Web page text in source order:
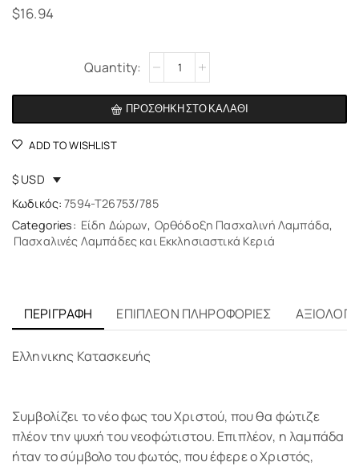
$16.94
ΠΡΟΣΘΉΚΗ ΣΤΟ ΚΑΛΆΘΙ
Alternative:
ADD TO WISHLIST
$ USD
Κωδικός: 7594-T26753/785
Categories: Είδη Δώρων, Ορθόδοξη Πασχαλινή Λαμπάδα,
Πασχαλινές Λαμπάδες και Εκκλησιαστικά Κεριά
ΠΕΡΙΓΡΑΦΉ ΕΠΙΠΛΈΟΝ ΠΛΗΡΟΦΟΡΊΕΣ
Ελληνικης Κατασκευής
Συμβολίζει το νέο φως του Χριστού, που θα φώτιζε
πλέον την ψυχή του νεοφώτιστου. Επιπλέον, η λαμπάδα
ήταν το σύμβολο του φωτός, που έφερε ο Χριστός,